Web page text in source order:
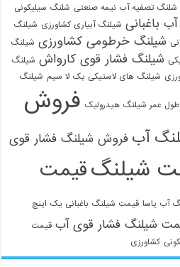
شلنگ تصفیه آب نیمه صنعتی شلنگ سیلیکونی
باغبانی شیلنگ آبیاری کشاورزی شیلنگ
شیلنگ خرطومی کشاورزی شیلنگ
شیلنگ فشار قوی کارواش شیلنگ
شیلنگ های لاستیکی یک لا سیم شیلنگ
طول عمر شیلنگ هیدرولیک فروش
آب فروش شیلنگ فشار قوی
شیلنگقیمت
آب یاسا قیمت شیلنگ باغبانی یک اینچ
شیلنگ فشار قوی آب قیمت
کشاورزی